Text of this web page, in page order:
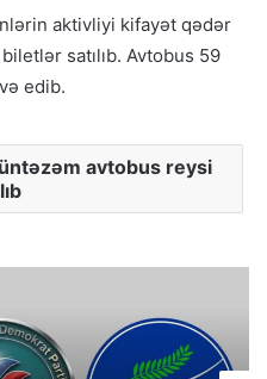
aktivliyi kifayət qədər
satılıb. Avtobus 59
edib.
avtobus reysi